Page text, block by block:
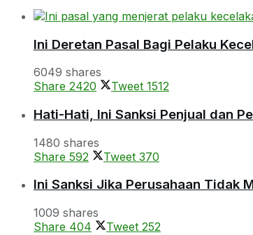
Ini Deretan Pasal Bagi Pelaku
6049 shares
Share 2420 Tweet 1512
Hati-Hati, Ini Sanksi Penjual dan
1480 shares
Share 592 Tweet 370
Ini Sanksi Jika Perusahaan Tidak
1009 shares
Share 404 Tweet 252